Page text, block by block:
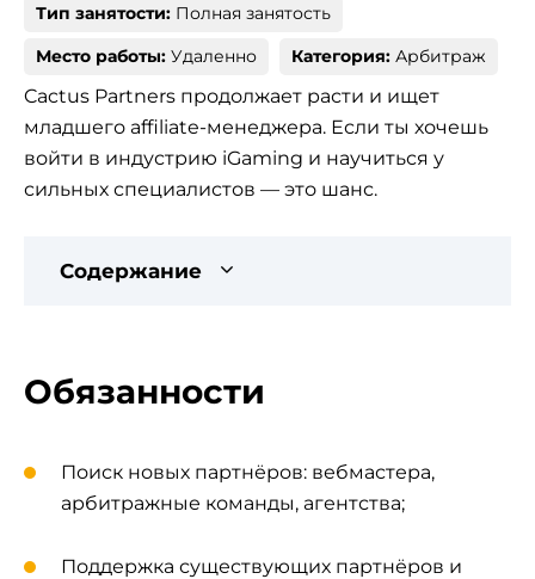
Тип занятости: Полная занятость
Место работы: Удаленно Категория: Арбитраж
Cactus Partners продолжает расти и ищет
младшего affiliate-менеджера. Если ты хочешь
войти в индустрию iGaming и научиться у
сильных специалистов — это шанс.
Содержание
Обязанности
Поиск новых партнёров: вебмастера,
арбитражные команды, агентства;
Поддержка существующих партнёров и